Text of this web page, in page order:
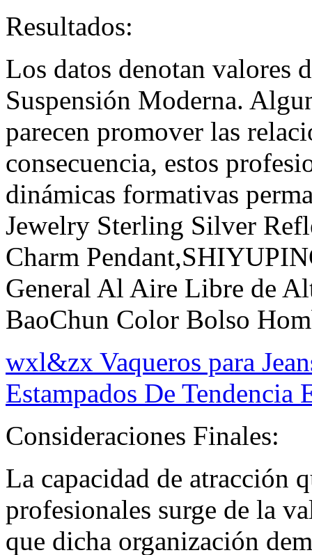
Resultados:
Los datos denotan valores
Suspensión Moderna.
parecen promover las
consecuencia, estos
dinámicas formativas
Jewelry Sterling Silver
Charm
General Al Aire Libre de
BaoChun Color Bolso
wxl&zx Vaqueros para
Estampados De Tendencia
Consideraciones Finales:
La capacidad de atracción
profesionales surge de la
que dicha organización